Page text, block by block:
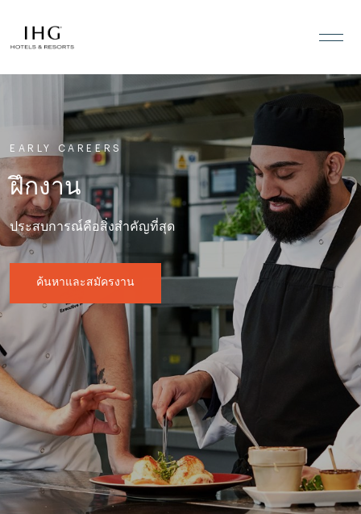
EARLY CAREERS
ฝึกงาน
ประสบการณ์คือสิ่งสำคัญที่สุด
ค้นหาและสมัครงาน